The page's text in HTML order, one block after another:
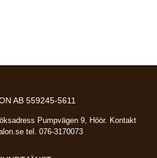
AB 559245-5611
Pumpvägen 9, Höör. Kontakt
tel. 076-3170073